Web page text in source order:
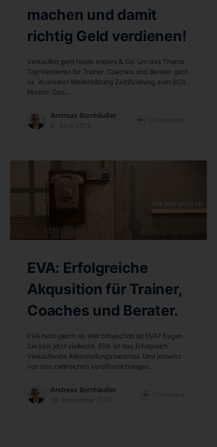
machen und damit
richtig Geld verdienen!
Verkaufen geht heute anders & Co. Um das Thema
Top-Verdienst für Trainer, Coaches und Berater geht
es in unserer Weiterbildung Zertifizierung zum SCIL
Master. Das…
Andreas Bornhäußer
EVA: Erfolgreiche
Akqusition für Trainer,
Coaches und Berater.
EVA hebt gleich ab Wer bitteschön ist EVA? fragen
Sie sich jetzt vielleicht. EVA ist das Erfolgreich
Verkaufende Alleinstellungsmerkmal. Und jenseits
von den zahlreichen Veröffentlichungen…
Andreas Bornhäußer